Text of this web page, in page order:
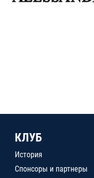
КЛУБ
История
Спонсоры и партнеры